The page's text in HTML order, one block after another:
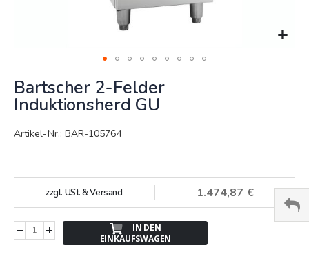
zum
Anfang
der
Bildergalerie
Bartscher 2-Felder
Induktionsherd GU
Artikel-Nr.: BAR-105764
1.474,87 €
zzgl. USt. & Versand
IN DEN
EINKAUFSWAGEN